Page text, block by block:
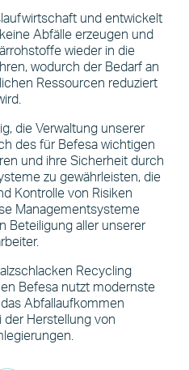
und entwickelt
Abfälle erzeugen und
wieder in die
wodurch der Bedarf an
Ressourcen reduziert
die Verwaltung unserer
des für Befesa wichtigen
und ihre Sicherheit durch
zu gewährleisten, die
Kontrolle von Risiken
Managementsysteme
Beteiligung aller unserer
Recycling
Befesa nutzt modernste
Abfallaufkommen
der Herstellung von